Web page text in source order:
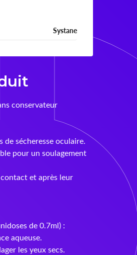
Systane
conservateur
sécheresse oculaire.
pour un soulagement
et après leur
de 0.7ml) :
aqueuse.
les yeux secs.